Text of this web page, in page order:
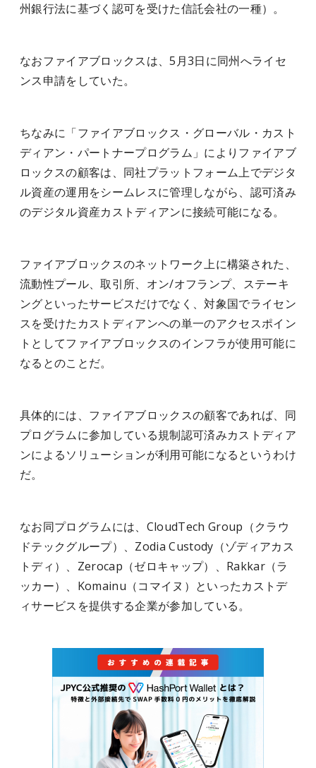
州銀行法に基づく認可を受けた信託会社の一種）。
なおファイアブロックスは、5月3日に同州へライセ
ンス申請をしていた。
ちなみに「ファイアブロックス・グローバル・カスト
ディアン・パートナープログラム」によりファイアブ
ロックスの顧客は、同社プラットフォーム上でデジタ
ル資産の運用をシームレスに管理しながら、認可済み
のデジタル資産カストディアンに接続可能になる。
ファイアブロックスのネットワーク上に構築された、
流動性プール、取引所、オン/オフランプ、ステーキ
ングといったサービスだけでなく、対象国でライセン
スを受けたカストディアンへの単一のアクセスポイン
トとしてファイアブロックスのインフラが使用可能に
なるとのことだ。
具体的には、ファイアブロックスの顧客であれば、同
プログラムに参加している規制認可済みカストディア
ンによるソリューションが利用可能になるというわけ
だ。
なお同プログラムには、CloudTech Group（クラウ
ドテックグループ）、Zodia Custody（ゾディアカス
トディ）、Zerocap（ゼロキャップ）、Rakkar（ラ
ッカー）、Komainu（コマイヌ）といったカストデ
ィサービスを提供する企業が参加している。